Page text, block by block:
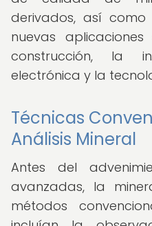
derivados, así
nuevas
construcción, la
electrónica y la
Técnicas
Análisis Mineral
Antes del
avanzadas, la
métodos